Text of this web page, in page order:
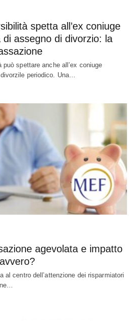
spetta all’ex coniuge
assegno di divorzio: la
spettare anche all’ex coniuge
periodico. Una…
agevolata e impatto
al centro dell’attenzione dei risparmiatori